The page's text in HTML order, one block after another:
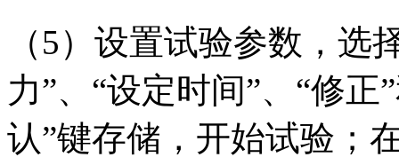
（5）设置试验参数，选
力”、“设定时间”、“修
认”键存储，开始试验；